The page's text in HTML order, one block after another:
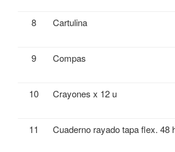
8 Cartulina
9 Compas
10 Crayones x 12 u
11 Cuaderno rayado tapa flex. 48